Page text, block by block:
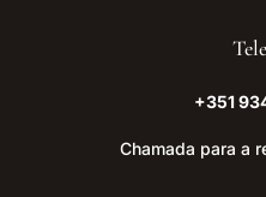
+351
Chamada para a